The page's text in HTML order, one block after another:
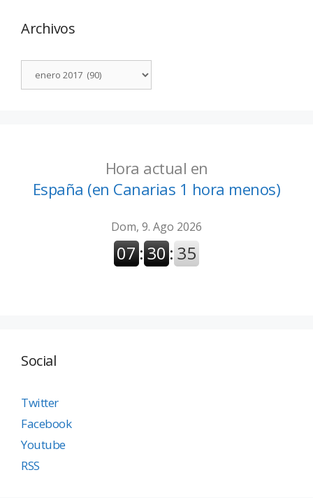
Archivos
Hora actual en
España (en Canarias 1 hora menos)
Social
Twitter
Facebook
Youtube
RSS